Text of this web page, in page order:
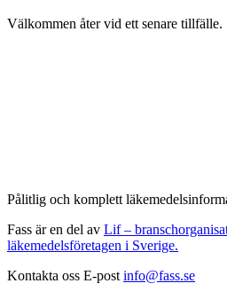
Välkommen åter vid ett senare tillfälle.
Pålitlig och komplett
Fass är en del av Lif –
läkemedelsföretagen i Sverige.
Kontakta oss E-post info@fass.se